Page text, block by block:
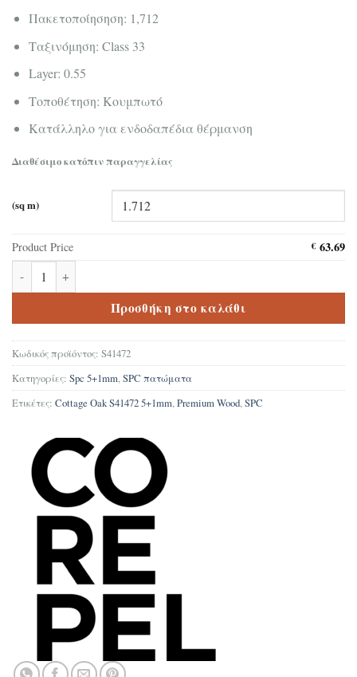
Πακετοποίησηση: 1,712
Ταξινόμηση: Class 33
Layer: 0.55
Τοποθέτηση: Κουμπωτό
Κατάλληλο για ενδοδαπέδια θέρμανση
Διαθέσιμο κατόπιν παραγγελίας
(sq m)
Product Price €63.69
Δάπεδο Βινυλικό SPC Premium Wood Corepel Cottage Oak
Προσθήκη στο καλάθι
Κωδικός προϊόντος: S41472
Κατηγορίες: Spc 5+1mm,SPC πατώματα
Ετικέτες: Cottage Oak S41472 5+1mm,Premium Wood,SPC